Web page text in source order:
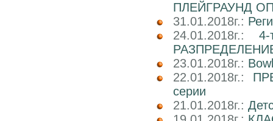
ПЛЕЙГРАУНД
31.01.2018г.:
24.01.2018г.:
23.01.2018г.:
22.01.2018г.:
серии
21.01.2018г.: